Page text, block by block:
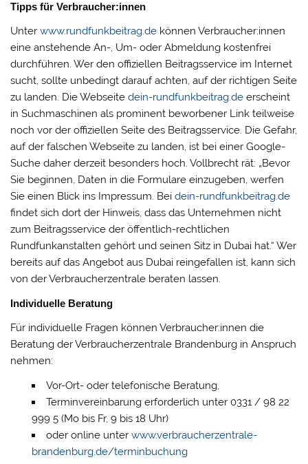
Tipps für Verbraucher:innen
Unterwww.rundfunkbeitrag.de können Verbraucher:innen
eine anstehende An-, Um- oder Abmeldung kostenfrei
durchführen. Wer den offiziellen Beitragsservice im Internet
sucht, sollte unbedingt darauf achten, auf der richtigen Seite
zu landen. Die Webseitedein-rundfunkbeitrag.de erscheint
in Suchmaschinen als prominent beworbener Link teilweise
noch vor der offiziellen Seite des Beitragsservice. Die Gefahr,
auf der falschen Webseite zu landen, ist bei einer Google-
Suche daher derzeit besonders hoch. Vollbrecht rät: „Bevor
Sie beginnen, Daten in die Formulare einzugeben, werfen
Sie einen Blick ins Impressum. Beidein-rundfunkbeitrag.de
findet sich dort der Hinweis, dass das Unternehmen nicht
zum Beitragsservice der öffentlich-rechtlichen
Rundfunkanstalten gehört und seinen Sitz in Dubai hat.“ Wer
bereits auf das Angebot aus Dubai reingefallen ist, kann sich
von der Verbraucherzentrale beraten lassen.
Individuelle Beratung
Für individuelle Fragen können Verbraucher:innen die
Beratung der Verbraucherzentrale Brandenburg in Anspruch
nehmen:
Vor-Ort- oder telefonische Beratung,
Terminvereinbarung erforderlich unter 0331 / 98 22
999 5 (Mo bis Fr, 9 bis 18 Uhr)
oder online unter www.verbraucherzentrale-
brandenburg.de/terminbuchung